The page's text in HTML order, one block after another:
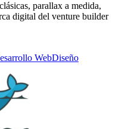
parallax a medida,
digital del venture builder
WebDiseño